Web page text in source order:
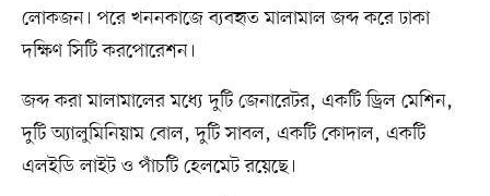
লোকজন। পরে খননকাজে ব্যবহৃত মালামাল জব্দ করে ঢাকা
দক্ষিণ সিটি করপোরেশন।
জব্দ করা মালামালের মধ্যে দুটি জেনারেটর, একটি ড্রিল মেশিন,
দুটি অ্যালুমিনিয়াম বোল, দুটি সাবল, একটি কোদাল, একটি
এলইডি লাইট ও পাঁচটি হেলমেট রয়েছে।